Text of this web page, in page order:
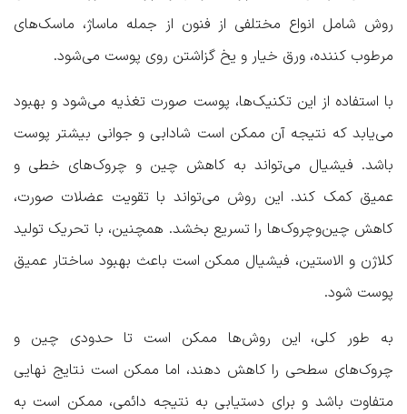
روش شامل انواع مختلفی از فنون از جمله ماساژ، ماسک‌های
مرطوب کننده، ورق خیار و یخ گزاشتن روی پوست می‌شود.
با استفاده از این تکنیک‌ها، پوست صورت تغذیه می‌شود و بهبود
می‌یابد که نتیجه آن ممکن است شادابی و جوانی بیشتر پوست
باشد. فیشیال می‌تواند به کاهش چین و چروک‌های خطی و
عمیق کمک کند. این روش می‌تواند با تقویت عضلات صورت،
کاهش چین‌وچروک‌ها را تسریع بخشد. همچنین، با تحریک تولید
کلاژن و الاستین، فیشیال ممکن است باعث بهبود ساختار عمیق
پوست شود.
به طور کلی، این روش‌ها ممکن است تا حدودی چین و
چروک‌های سطحی را کاهش دهند، اما ممکن است نتایج نهایی
متفاوت باشد و برای دستیابی به نتیجه دائمی، ممکن است به